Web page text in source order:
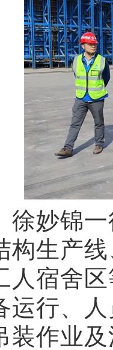
锦一
构生产
人宿舍
运行、
装作业